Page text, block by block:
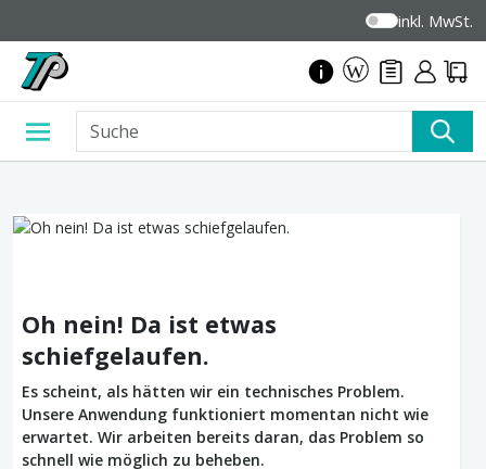
inkl. MwSt.
Oh nein! Da ist etwas
schiefgelaufen.
Es scheint, als hätten wir ein technisches Problem.
Unsere Anwendung funktioniert momentan nicht wie
erwartet. Wir arbeiten bereits daran, das Problem so
schnell wie möglich zu beheben.